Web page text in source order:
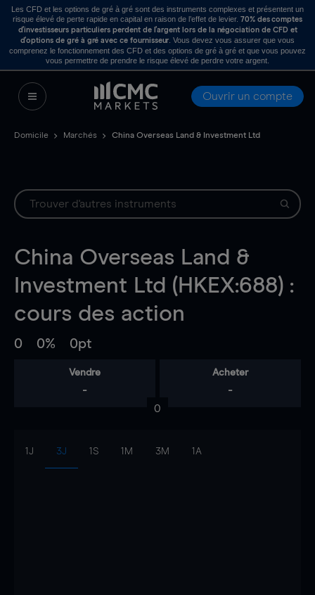
Les CFD et les options de gré à gré sont des instruments complexes et présentent un
risque élevé de perte rapide en capital en raison de l’effet de levier. 70% des comptes
d’investisseurs particuliers perdent de l’argent lors de la négociation de CFD et
d’options de gré à gré avec ce fournisseur . Vous devez vous assurer que vous
comprenez le fonctionnement des CFD et des options de gré à gré et que vous pouvez
vous permettre de prendre le risque élevé de perdre votre argent.
Ouvrir un compte
Domicile Marchés China Overseas Land & Investment Ltd
China Overseas Land &
Investment Ltd (HKEX:688) :
cours des action
0 0% 0pt
Vendre
-
Acheter
-
0
1J 3J 1S 1M 3M 1A